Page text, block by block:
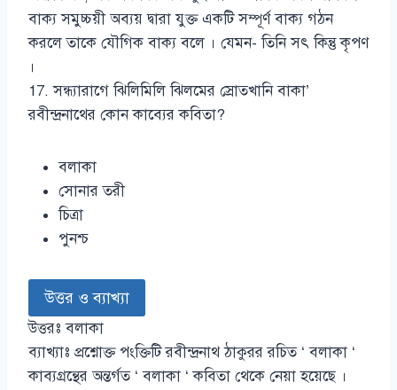
বাক্য সমুচ্চয়ী অব্যয় দ্বারা যুক্ত একটি সম্পূর্ণ বাক্য গঠন
করলে তাকে যৌগিক বাক্য বলে । যেমন- তিনি সৎ কিন্তু কৃপণ
।
17. সন্ধ্যারাগে ঝিলিমিলি ঝিলমের স্রোতখানি বাকা’
রবীন্দ্রনাথের কোন কাব্যের কবিতা?
বলাকা
সোনার তরী
চিত্রা
পুনশ্চ
উত্তর ও ব্যাখ্যা
উত্তরঃ বলাকা
ব্যাখ্যাঃ প্রশ্নোক্ত পংক্তিটি রবীন্দ্রনাথ ঠাকুরর রচিত ‘ বলাকা ‘
কাব্যগ্রন্থের অন্তর্গত ‘ বলাকা ‘ কবিতা থেকে নেয়া হয়েছে ।